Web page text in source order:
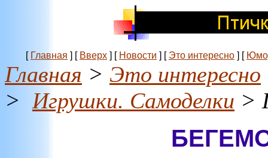
[ Главная ] [ Вверх ] [ Новости ] [ Это интересно ] [
Главная > Это интересно
> Игрушки. Самоделки >